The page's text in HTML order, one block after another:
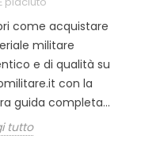
come acquistare
militare
e di qualità su
con la
guida completa...
tutto